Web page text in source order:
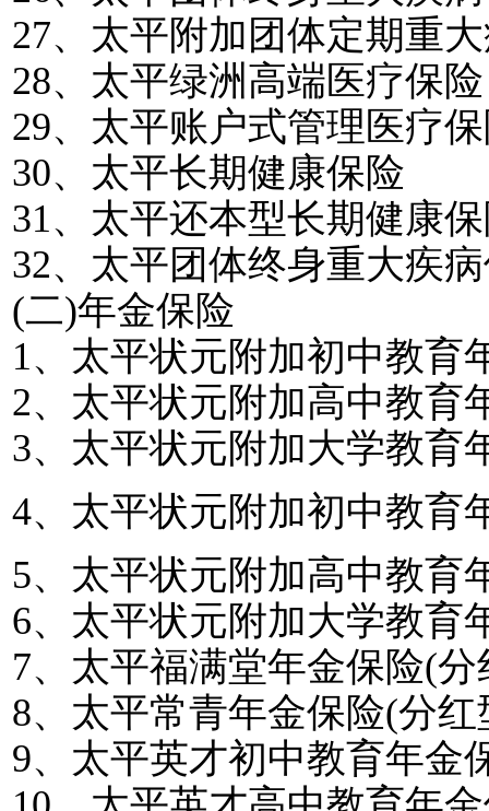
27、太平附加团体定期重
28、太平绿洲高端医疗保险
29、太平账户式管理医疗
30、太平长期健康保险
31、太平还本型长期健康
32、太平团体终身重大疾
(二)年金保险
1、太平状元附加初中教育
2、太平状元附加高中教育
3、太平状元附加大学教育
4、太平状元附加初中教育
5、太平状元附加高中教育
6、太平状元附加大学教育
7、太平福满堂年金保险(分
8、太平常青年金保险(分红
9、太平英才初中教育年金